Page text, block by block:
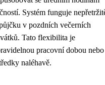
Systém funguje
v pozdních večerních
Tato flexibilita je
pracovní dobou nebo
naléhavě.